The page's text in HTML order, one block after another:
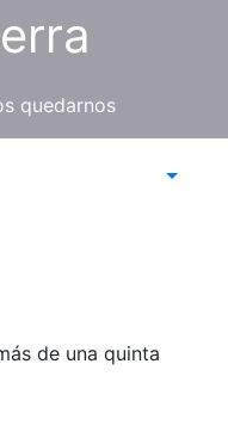
quedarnos
de una quinta